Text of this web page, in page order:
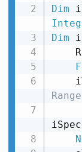
Dim
Dim